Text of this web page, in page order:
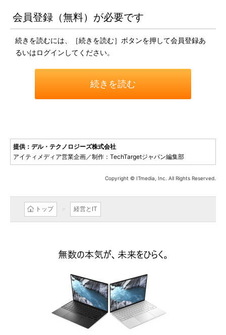
会員登録（無料）が必要です
続きを読むには、［続きを読む］ボタンを押して会員登録あ
るいはログインしてください。
続きを読む
提供：デル・テクノロジーズ株式会社
アイティメディア営業企画／制作：TechTargetジャパン編集部
Copyright © ITmedia, Inc. All Rights Reserved.
トップ 経営とIT